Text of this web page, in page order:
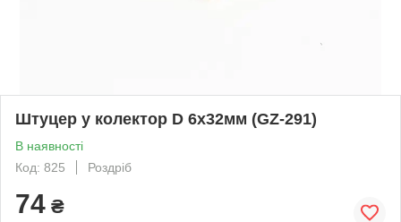
Штуцер у колектор D 6x32мм (GZ-291)
В наявності
Код: 825
Роздріб
74 ₴